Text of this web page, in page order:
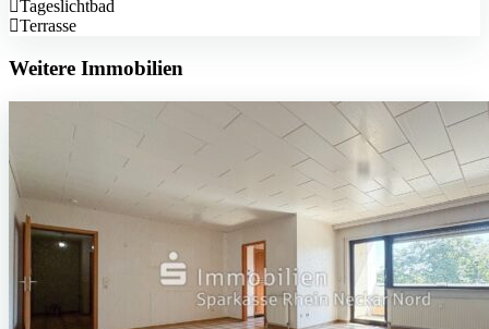
Tageslichtbad
Terrasse
Weitere Immobilien